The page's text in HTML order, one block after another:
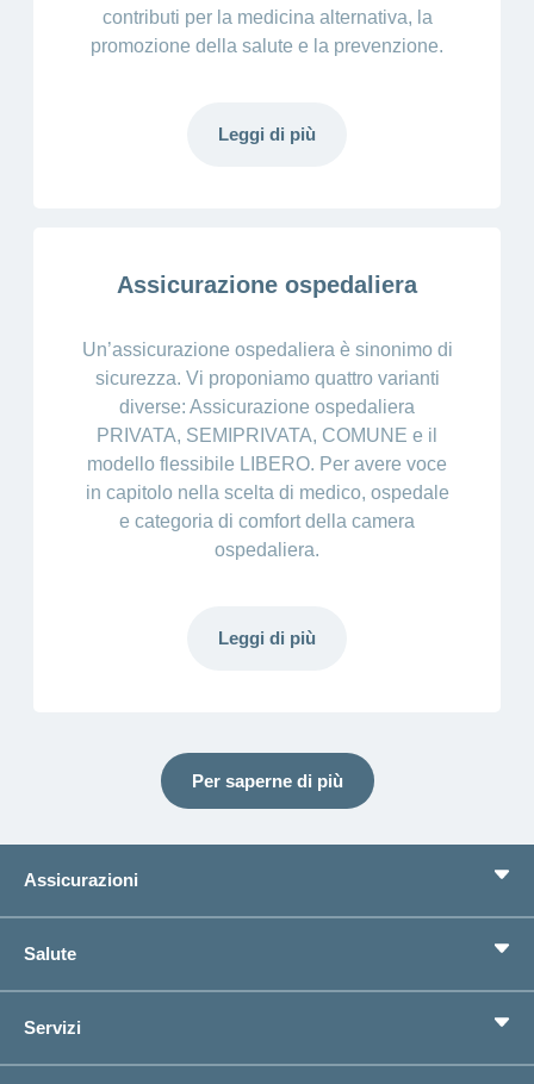
contributi per la medicina alternativa, la
promozione della salute e la prevenzione.
Leggi di più
Assicurazione ospedaliera
Un’assicurazione ospedaliera è sinonimo di
sicurezza. Vi proponiamo quattro varianti
diverse: Assicurazione ospedaliera
PRIVATA, SEMIPRIVATA, COMUNE e il
modello flessibile LIBERO. Per avere voce
in capitolo nella scelta di medico, ospedale
e categoria di comfort della camera
ospedaliera.
Leggi di più
Per saperne di più
Assicurazioni
Assicurazioni complementari
Previdenza
Cerco un'assicurazione per...
Circostanze di vita
Salute
Bussola della salute
Servizi